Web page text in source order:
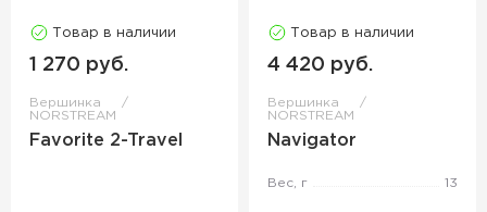
Товар в наличии
1 270 руб.
Вершинка
NORSTREAM
Favorite 2-Travel
Товар в наличии
4 420 руб.
Вершинка
NORSTREAM
Navigator
Вес, г 13